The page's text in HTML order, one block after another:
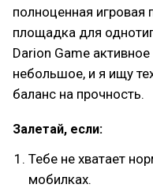
полноценная игровая
площадка для
Darion Game
небольшое, и я ищу
баланс на прочность.
Залетай, если:
Тебе не хватает
мобилках.